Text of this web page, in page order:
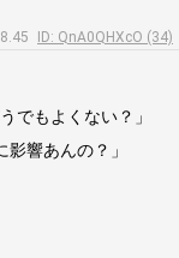
ID: QnA0QHXcO (34)
でもよくない？」
響あんの？」